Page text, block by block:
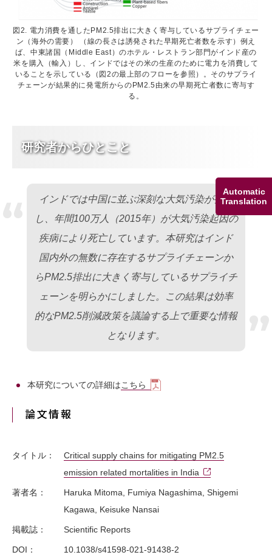
Automatic
Translation
図2. 電力消費を通したPM2.5排出に大きく寄与しているサプライチェー
ン（海外の需要） （線の長さは誘発された早期死亡者数を示す）例え
ば、中東諸国（Middle East）のホテル・レストラン部門がインド産の
米を購入（輸入）し、インドではその米の生産のために電力を消費して
いることを示している（図2の最上部のフローを参照）。そのサプライ
チェーンが結果的に発電所からのPM2.5由来の早期死亡者数に寄与す
る。
研究者からひとこと
インドでは中国に並ぶ深刻な大気汚染が発生
し、年間100万人（2015年）が大気汚染起因の
疾病により死亡しています。本研究はインド
国内外の無数に存在するサプライチェーンか
らPM2.5排出に大きく寄与しているサプライチ
ェーンを明らかにしました。この結果は効率
的なPM2.5削減政策を議論する上で重要な情報
となります。
本研究についての詳細はこちら
論文情報
タイトル：
Critical supply chains for mitigating PM2.5
emission related mortalities in India
著者名：
Haruka Mitoma, Fumiya Nagashima, Shigemi
Kagawa, Keisuke Nansai
掲載誌： Scientific Reports
DOI： 10.1038/s41598-021-91438-2